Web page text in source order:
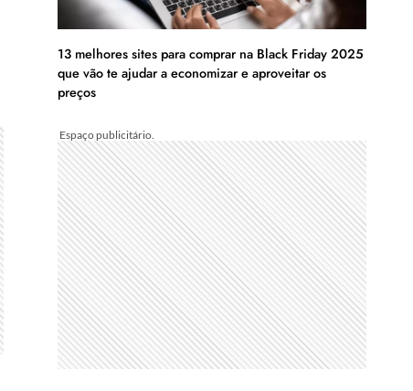
13 melhores sites para comprar na Black Friday 2025
que vão te ajudar a economizar e aproveitar os
preços